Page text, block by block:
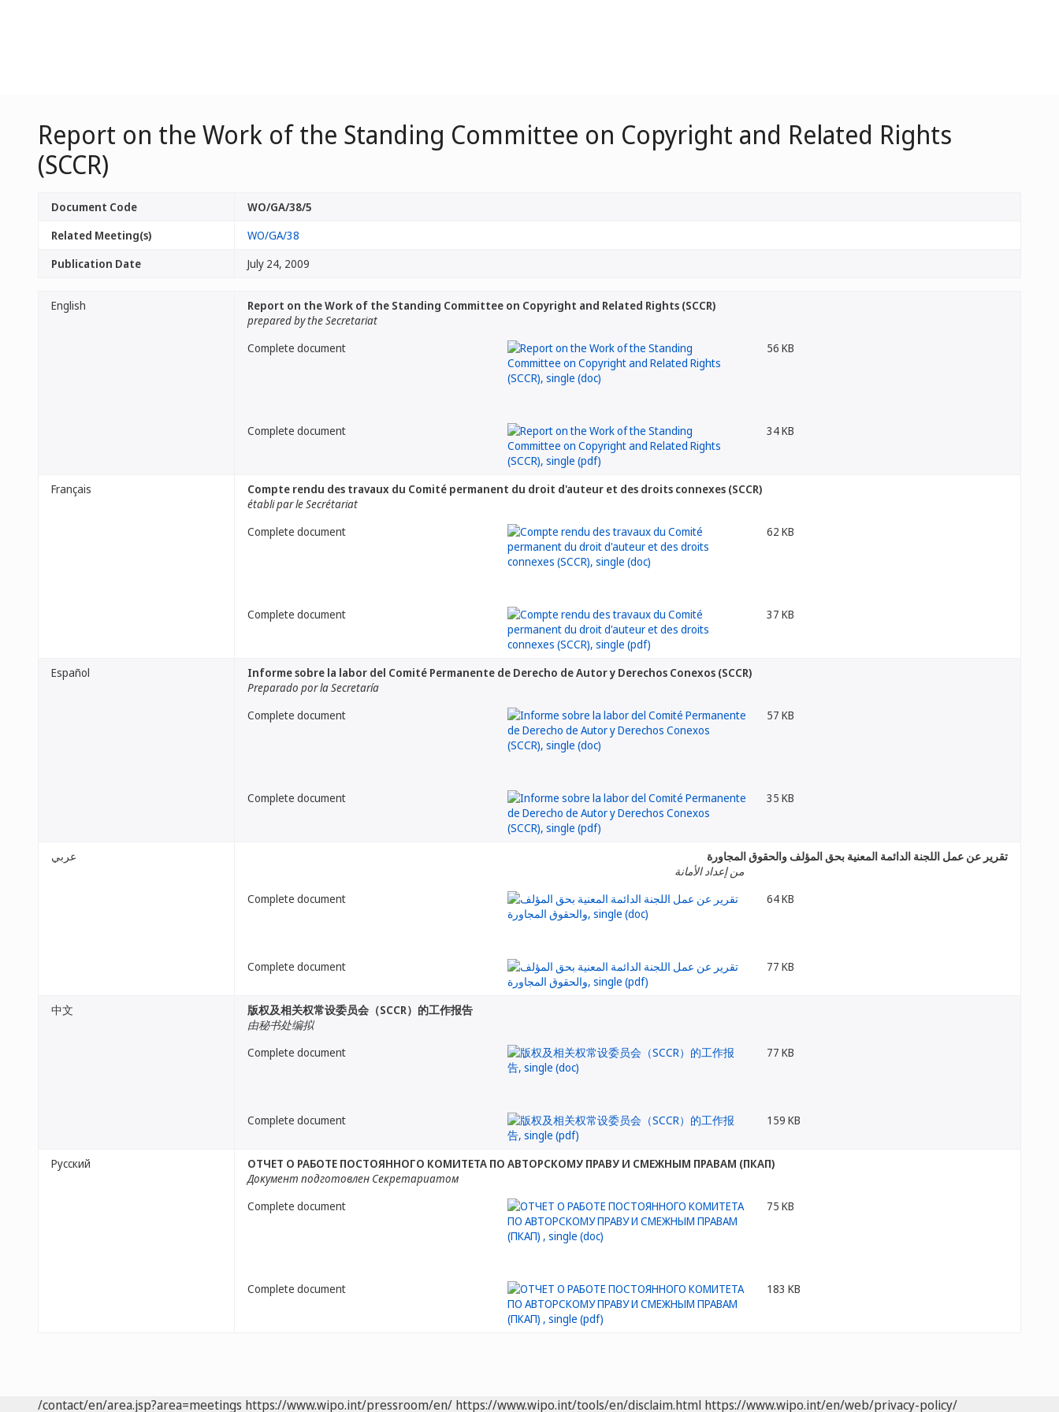
Report on the Work of the Standing Committee on Copyright and Related Rights
(SCCR)
Document Code
WO/GA/38/5
Related Meeting(s)
WO/GA/38
Publication Date
July 24, 2009
English
Report on the Work of the Standing Committee on Copyright and Related Rights (SCCR)
prepared by the Secretariat
Complete document
56 KB
Complete document 34 KB
Français
Compte rendu des travaux du Comité permanent du droit d'auteur et des droits connexes (SCCR)
établi par le Secrétariat
Complete document
62 KB
Complete document 37 KB
Español
Informe sobre la labor del Comité Permanente de Derecho de Autor y Derechos Conexos (SCCR)
Preparado por la Secretaría
Complete document
57 KB
Complete document 35 KB
عربي
تقرير عن عمل اللجنة الدائمة المعنية بحق المؤلف والحقوق المجاورة
من إعداد الأمانة
Complete document
64 KB
Complete document 77 KB
中文
版权及相关权常设委员会（SCCR）的工作报告
由秘书处编拟
Complete document
77 KB
Complete document 159 KB
Русский
ОТЧЕТ О РАБОТЕ ПОСТОЯННОГО КОМИТЕТА ПО АВТОРСКОМУ ПРАВУ И СМЕЖНЫМ ПРАВАМ (ПКАП)
Документ подготовлен Секретариатом
Complete document
75 KB
Complete document 183 KB
/contact/en/area.jsp?area=meetings https://www.wipo.int/pressroom/en/ https://www.wipo.int/tools/en/disclaim.html https://www.wipo.int/en/web/privacy-policy/